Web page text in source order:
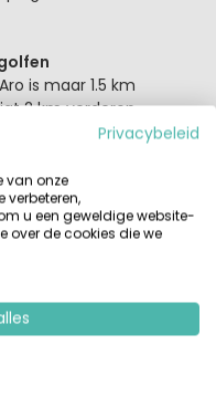
is maar 1.5 km
2 km verderop.
te pakken en te
fietspaden. Een
van Platja d
de Golf D’Aro Mas
rijden. Deze golfbaan
een berg met
is er ook genoeg te
Castell d’Aro, Museu
Privacybeleid
van onze
verbeteren,
u een geweldige website-
over de cookies die we